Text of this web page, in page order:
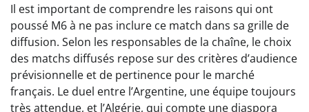
Il est important de comprendre les raisons qui ont
poussé M6 à ne pas inclure ce match dans sa grille de
diffusion. Selon les responsables de la chaîne, le choix
des matchs diffusés repose sur des critères d’audience
prévisionnelle et de pertinence pour le marché
français. Le duel entre l’Argentine, une équipe toujours
très attendue, et l’Algérie, qui compte une diaspora